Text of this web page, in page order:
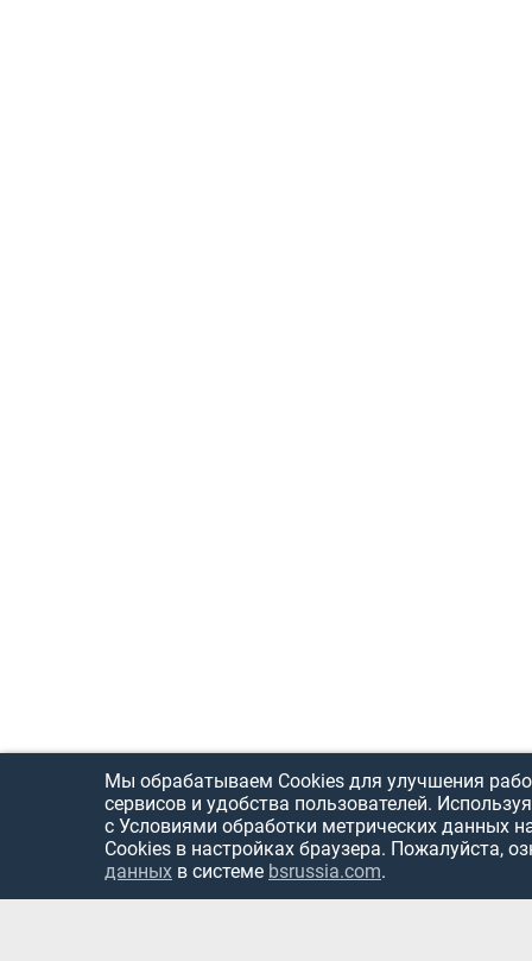
Мы обрабатываем Cookies для улучшения
сервисов и удобства пользователей.
с Условиями обработки метрических данных
Cookies в настройках браузера. Пожалуйста,
данных в системе bsrussia.com.